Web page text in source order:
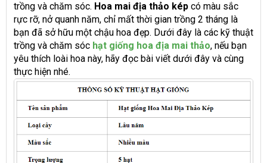
trồng và chăm sóc. Hoa mai địa thảo kép có màu sắc
rực rỡ, nở quanh năm, chỉ mất thời gian trồng 2 tháng là
bạn đã sở hữu một chậu hoa đẹp. Dưới đây là các kỹ thuật
trồng và chăm sóc hạt giống hoa địa mai thảo, nếu bạn
yêu thích loài hoa này, hãy đọc bài viết dưới đây và cùng
thực hiện nhé.